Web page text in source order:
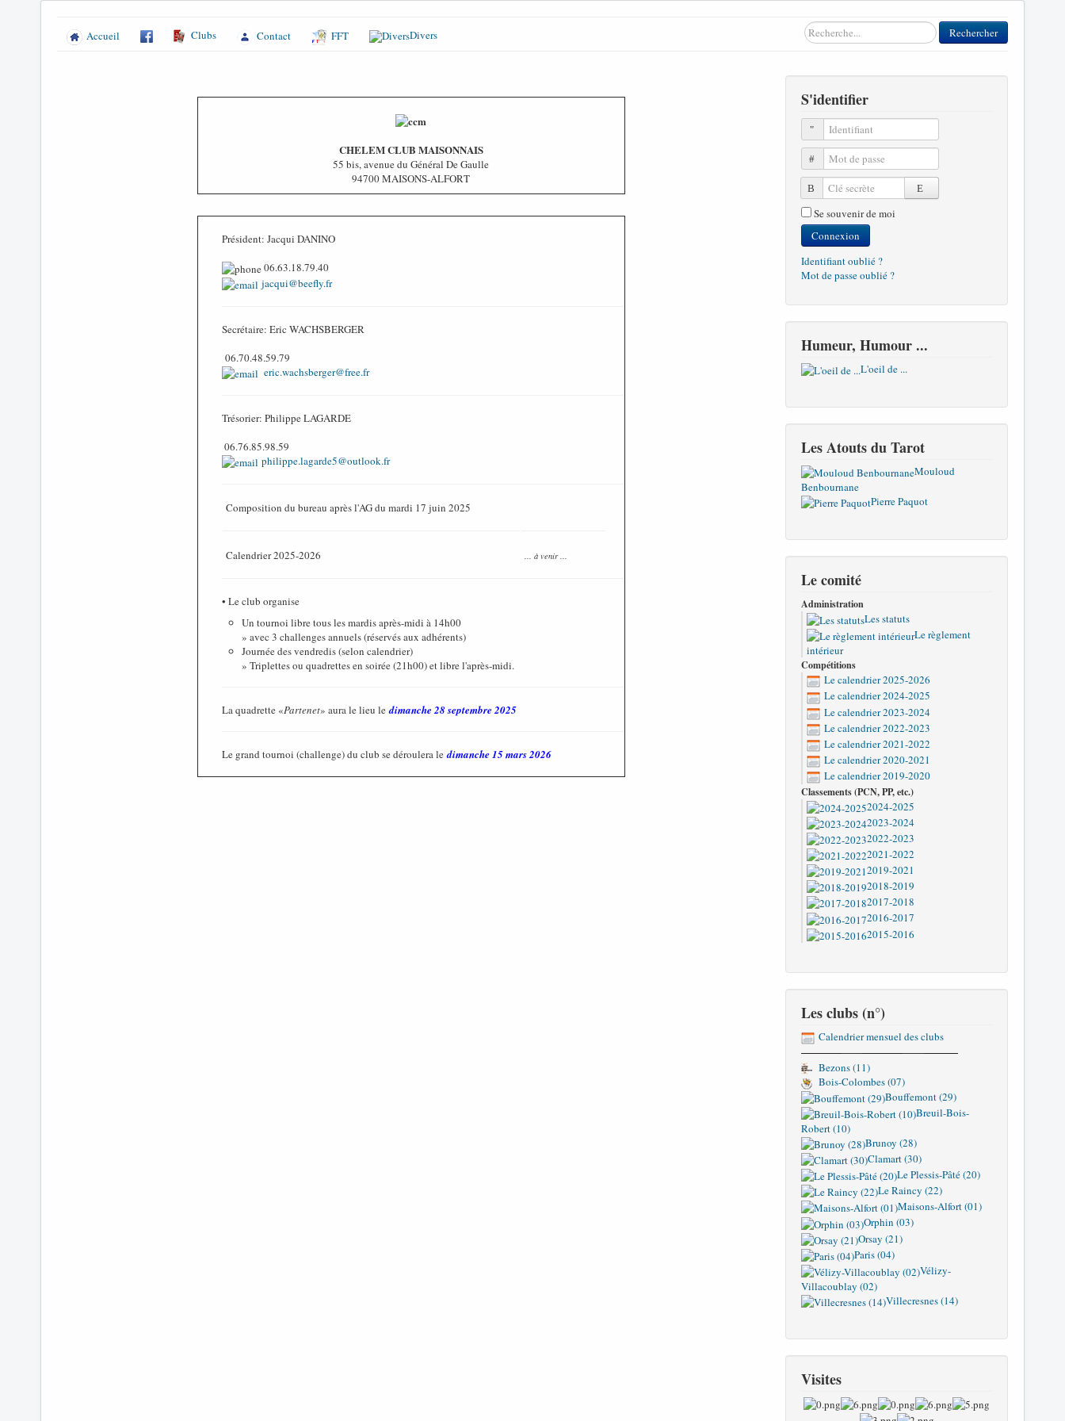
Rechercher Rechercher
Accueil Clubs Contact FFT Divers
CHELEM CLUB MAISONNAIS
55 bis, avenue du Général De Gaulle
94700 MAISONS-ALFORT
Président: Jacqui DANINO
06.63.18.79.40
jacqui@beefly.fr
Secrétaire: Eric WACHSBERGER
06.70.48.59.79
eric.wachsberger@free.fr
Trésorier: Philippe LAGARDE
06.76.85.98.59
philippe.lagarde5@outlook.fr
Composition du bureau après l'AG du mardi 17 juin 2025
Calendrier 2025-2026 ... à venir ...
• Le club organise
Un tournoi libre tous les mardis après-midi à 14h00
» avec 3 challenges annuels (réservés aux adhérents)
Journée des vendredis (selon calendrier)
» Triplettes ou quadrettes en soirée (21h00) et libre l'après-midi.
La quadrette «Partenet» aura le lieu ledimanche 28 septembre 2025
Le grand tournoi (challenge) du club se déroulera ledimanche 15 mars 2026
S'identifier
Identifiant
Mot de passe
Clé secrète
Se souvenir de moi
Connexion
Identifiant oublié ?
Mot de passe oublié ?
Humeur, Humour ...
L'oeil de ...
Les Atouts du Tarot
Mouloud
Benbournane
Pierre Paquot
Le comité
Administration
Les statuts
Le règlement
intérieur
Compétitions
Le calendrier 2025-2026
Le calendrier 2024-2025
Le calendrier 2023-2024
Le calendrier 2022-2023
Le calendrier 2021-2022
Le calendrier 2020-2021
Le calendrier 2019-2020
Classements (PCN, PP, etc.)
2024-2025
2023-2024
2022-2023
2021-2022
2019-2021
2018-2019
2017-2018
2016-2017
2015-2016
Les clubs (n°)
Calendrier mensuel des clubs
Bezons (11)
Bois-Colombes (07)
Bouffemont (29)
Breuil-Bois-
Robert (10)
Brunoy (28)
Clamart (30)
Le Plessis-Pâté (20)
Le Raincy (22)
Maisons-Alfort (01)
Orphin (03)
Orsay (21)
Paris (04)
Vélizy-
Villacoublay (02)
Villecresnes (14)
Visites